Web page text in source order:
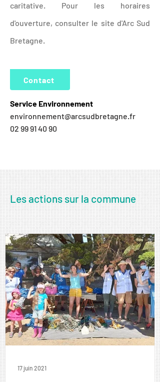
caritative. Pour les horaires
d'ouverture, consulter le site d'Arc Sud
Bretagne.
Contact
Service Environnement
environnement@arcsudbretagne.fr
02 99 91 40 90
Les actions sur la commune
17 juin 2021